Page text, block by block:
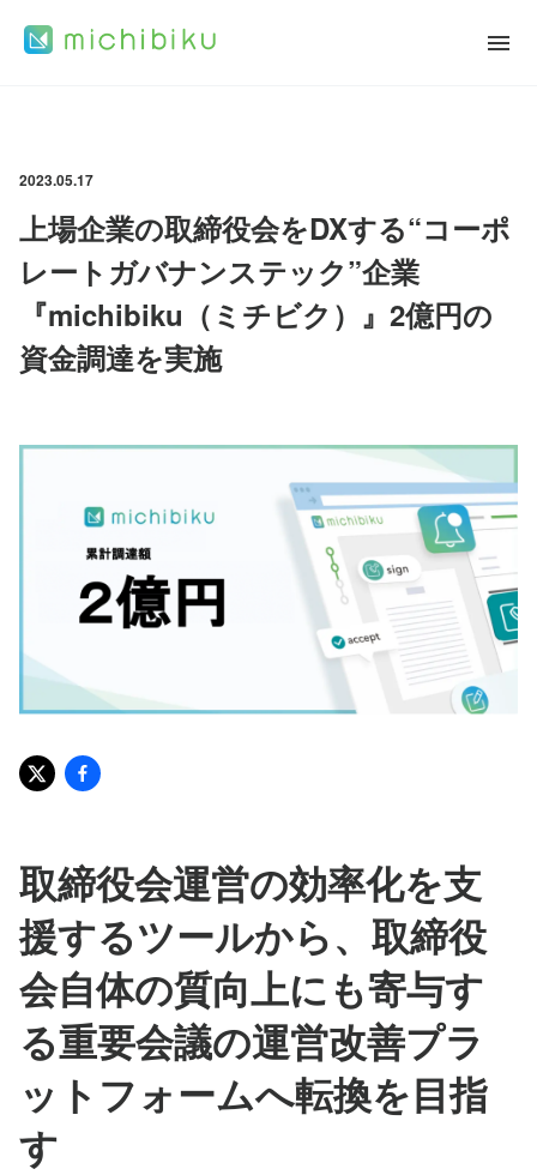
2023.05.17
上場企業の取締役会をDXする“コーポ
レートガバナンステック”企業
『michibiku（ミチビク）』2億円の
資金調達を実施
取締役会運営の効率化を支
援するツールから、取締役
会自体の質向上にも寄与す
る重要会議の運営改善プラ
ットフォームへ転換を目指
す